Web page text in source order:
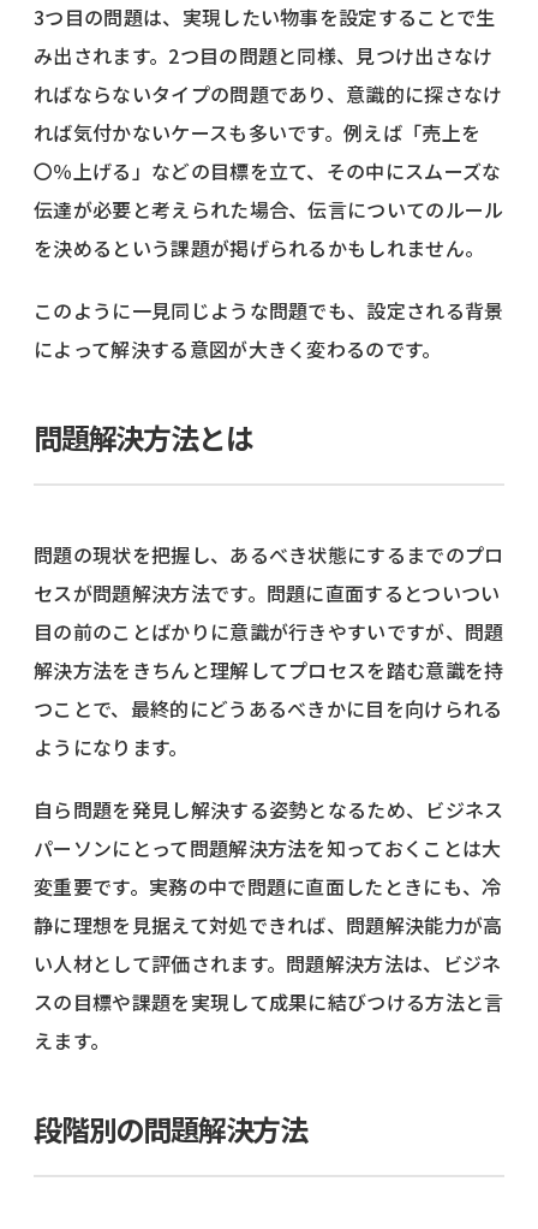
3つ目の問題は、実現したい物事を設定することで生
み出されます。2つ目の問題と同様、見つけ出さなけ
ればならないタイプの問題であり、意識的に探さなけ
れば気付かないケースも多いです。例えば「売上を
〇％上げる」などの目標を立て、その中にスムーズな
伝達が必要と考えられた場合、伝言についてのルール
を決めるという課題が掲げられるかもしれません。
このように一見同じような問題でも、設定される背景
によって解決する意図が大きく変わるのです。
問題解決方法とは
問題の現状を把握し、あるべき状態にするまでのプロ
セスが問題解決方法です。問題に直面するとついつい
目の前のことばかりに意識が行きやすいですが、問題
解決方法をきちんと理解してプロセスを踏む意識を持
つことで、最終的にどうあるべきかに目を向けられる
ようになります。
自ら問題を発見し解決する姿勢となるため、ビジネス
パーソンにとって問題解決方法を知っておくことは大
変重要です。実務の中で問題に直面したときにも、冷
静に理想を見据えて対処できれば、問題解決能力が高
い人材として評価されます。問題解決方法は、ビジネ
スの目標や課題を実現して成果に結びつける方法と言
えます。
段階別の問題解決方法